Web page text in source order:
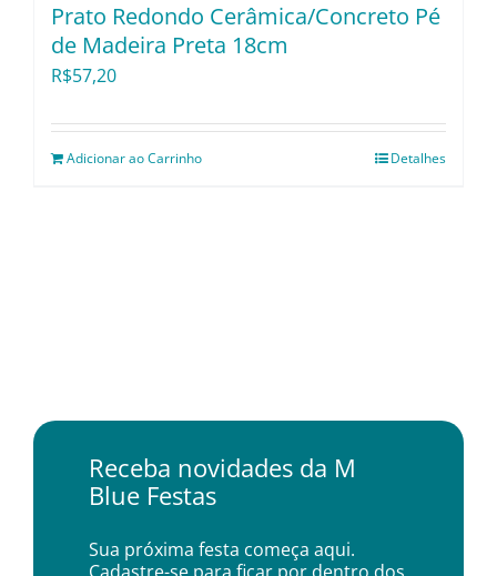
Prato Redondo Cerâmica/Concreto Pé
de Madeira Preta 18cm
R$57,20
Adicionar ao Carrinho Detalhes
Receba novidades da M
Blue Festas
Sua próxima festa começa aqui.